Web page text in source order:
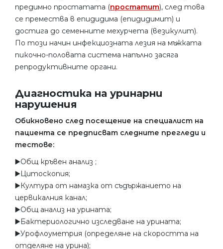
предимно простатата (простатит), след това
се премества в епидидима (епидидимит) и
достига до семенните мехурчета (везикулит).
По този начин инфекциозната лезия на мъжката
пикочно-половата система напълно засяга
репродуктивните органи.
Диагностика на уринарни
нарушения
Обикновено след посещение на специалист на
пациента се предписват следните прегледи и
тестове:
▶️Общ кръвен анализ ;
▶️Цитоскопия;
▶️Култура от намазка от съдържанието на
цервикалния канал;
▶️Общ анализ на урината;
▶️Бактериологично изследване на урината;
▶️Урофлоуметрия (определяне на скоростта на
отделяне на урина);